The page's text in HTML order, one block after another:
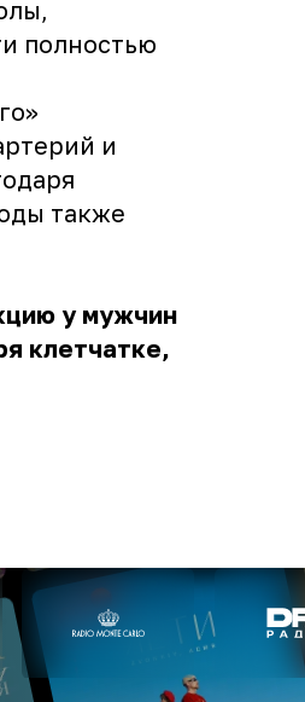
полностью
и
также
у мужчин
клетчатке,